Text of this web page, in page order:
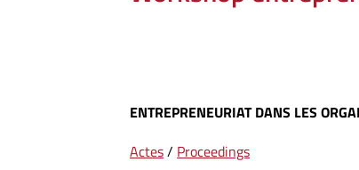
ENTREPRENEURIAT DANS LES
Actes/ Proceedings